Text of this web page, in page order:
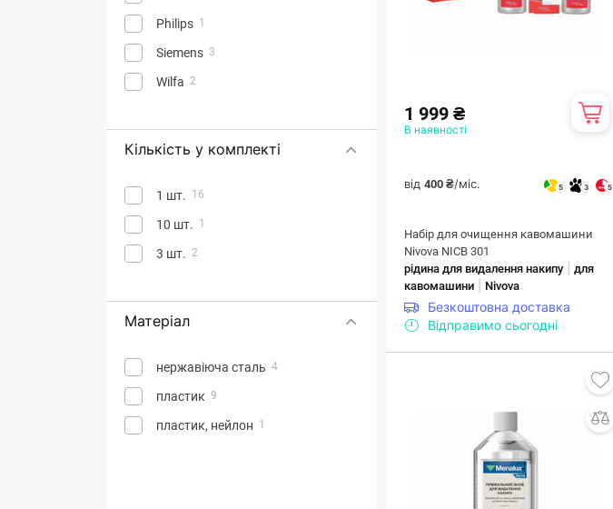
Philips 1
Siemens 3
Wilfa 2
Кількість у комплекті
1 шт. 16
10 шт. 1
3 шт. 2
Матеріал
нержавіюча сталь 4
пластик 9
пластик, нейлон 1
1 999 ₴
В наявності
від 400 ₴/міс. 5 3 5
Набір для очищення кавомашини
Nivova NICB 301
рідина для видалення накипу
для
кавомашини
Nivova
Безкоштовна доставка
Відправимо сьогодні